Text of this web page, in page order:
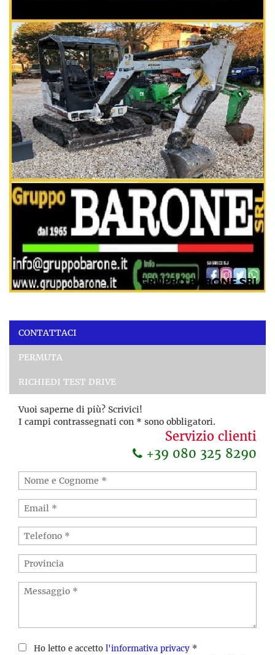
CONTATTACI
PERMUTA
RICHIEDI TEST DRIVE
Vuoi saperne di più? Scrivici!
I campi contrassegnati con * sono obbligatori.
Servizio clienti
+39 080 325 8290
Ho letto e accetto l'informativa privacy *